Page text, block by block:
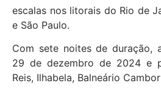
escalas nos litorais do Rio de
e São Paulo.
Com sete noites de duração,
29 de dezembro de 2024 e
Reis, Ilhabela, Balneário